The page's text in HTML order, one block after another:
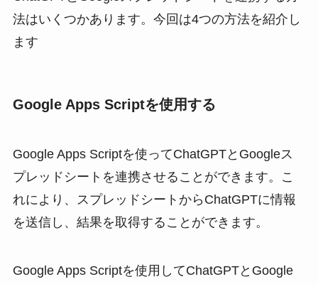
法はいくつかあります。今回は4つの方法を紹介し
ます
Google Apps Scriptを使用する
Google Apps Scriptを使ってChatGPTとGoogleス
プレッドシートを連携させることができます。こ
れにより、スプレッドシートからChatGPTに情報
を送信し、結果を取得することができます。
Google Apps Scriptを使用してChatGPTとGoogle